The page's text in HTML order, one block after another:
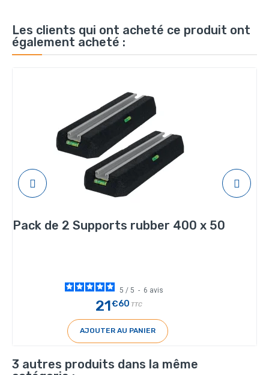
Les clients qui ont acheté ce produit ont
également acheté :
Pack de 2 Supports rubber 400 x 50
5 / 5 - 6 avis
21€60 TTC
AJOUTER AU PANIER
3 autres produits dans la même